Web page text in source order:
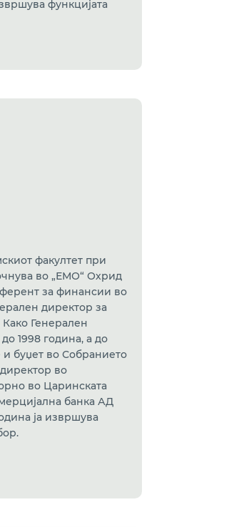
функцијата
факултет при
во „ЕМО“ Охрид
за финансии во
директор за
Генерален
1998 година, а до
буџет во Собранието
во
во Царинската
банка АД
ја извршува